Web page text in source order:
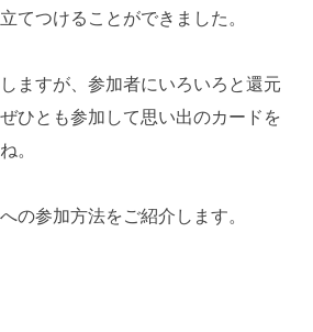
てつけることができました。
ますが、参加者にいろいろと還元
ひとも参加して思い出のカードを
。
の参加方法をご紹介します。